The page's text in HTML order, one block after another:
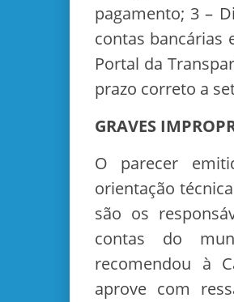
pagamento; 3 –
contas bancárias
Portal da
prazo correto a
GRAVES
O parecer
orientação
são os
contas do
recomendou à
aprove com